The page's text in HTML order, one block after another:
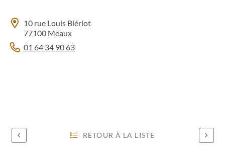
10 rue Louis Blériot
77100 Meaux
01 64 34 90 63
RETOUR À LA LISTE